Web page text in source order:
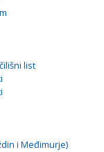
list
i Međimurje)